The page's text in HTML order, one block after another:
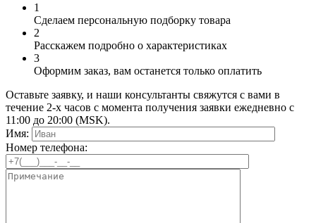
1
Сделаем персональную подборку товара
2
Расскажем подробно о характеристиках
3
Оформим заказ, вам останется только оплатить
Оставьте заявку, и наши консультанты свяжутся с вами в
течение 2-х часов с момента получения заявки ежедневно с
11:00 до 20:00 (MSK).
Имя:
Номер телефона: